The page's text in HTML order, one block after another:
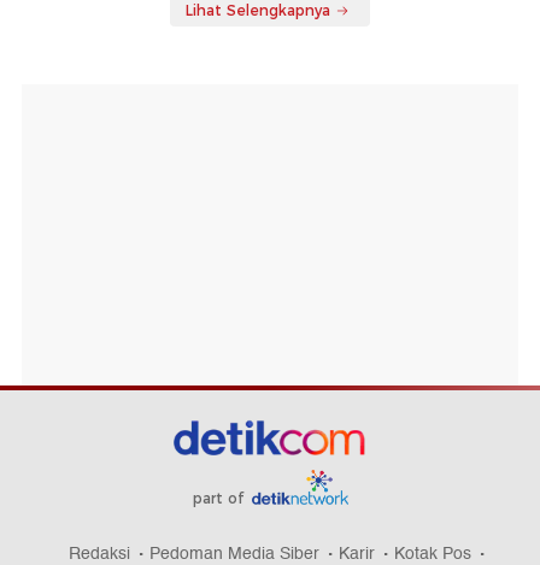
Lihat Selengkapnya
part of
Redaksi Pedoman Media Siber Karir Kotak Pos